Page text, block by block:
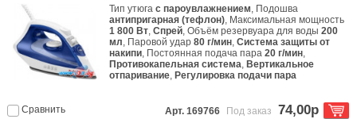
Тип утюгас пароувлажнением, Подошва
антипригарная (тефлон), Максимальная мощность
1 800 Вт,Спрей, Объём резервуара для воды200
мл, Паровой удар80 г/мин,Система защиты от
накипи, Постоянная подача пара20 г/мин,
Противокапельная система, Вертикальное
отпаривание, Регулировка подачи пара
Сравнить Арт. 169766 Под заказ 74,00р